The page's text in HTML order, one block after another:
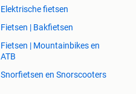
Elektrische fietsen
Fietsen | Bakfietsen
Fietsen | Mountainbikes en
ATB
Snorfietsen en Snorscooters